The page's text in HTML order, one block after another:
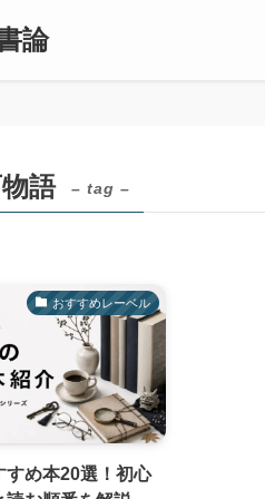
論
語 – tag –
おすすめレーベル
すめ本20選！初心